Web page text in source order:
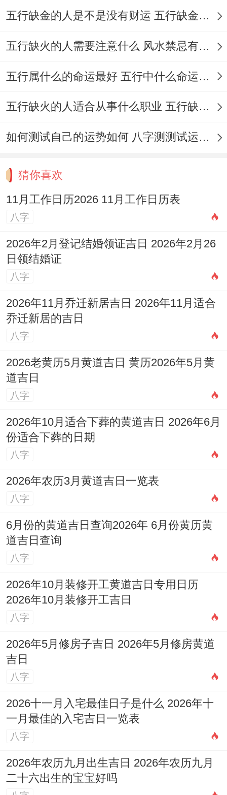
宜：祭祀、祈福、合脊、结婚、求财、入
宅、安葬
吉时:上午7-9点（祭拜仪式）、晚间9-11点
适合人群：金融从业者、投资决策人员！
找原因:月德吉神降临、明堂值事利公开宣
东方位！
7.11月18日
宜:作灶、酬神、装修、见贵、求财、结婚、
进人口、搬家、安葬
忌：祭祀、祈福、斋醮、开光、赴任、出行
吉时:下午3-5点（贵人接洽）、晚间7-9点
（人口登记）
适合人群:人力条件 招聘、团队扩容事宜！
研究：司命黄道日;白虎值神需防口舌,但进
工作！
8.11月22日
（星期一，农历十月十五）
装修、安葬、祭祀
吉时：清晨5-7点（安床仪式）、中午11-13
适合人群:家居调整、办公室搬迁者！
研究：小雪节气次日、青龙值事、母仓吉星
助力空间变换！冲马煞南，属马者慎动南方
墙体！
（星期四,农历十月十八）
宜:求嗣、出行、求财、结婚、安葬、赴任、
装修、动土
吉时:上午9-11点（动土仪式）、下午3-5点
五行缺金的人是不是没有财运 五行缺金的人命运好不好
五行缺火的人需要注意什么 风水禁忌有哪些
五行属什么的命运最好 五行中什么命运势旺盛
五行缺火的人适合从事什么职业 五行缺火的人适合从事的职业有哪些
如何测试自己的运势如何 八字测测试运运程
猜你喜欢
11月工作日历2026 11月工作日历表
八字
2026年2月登记结婚领证吉日 2026年2月26
日领结婚证
八字
2026年11月乔迁新居吉日 2026年11月适合
乔迁新居的吉日
八字
2026老黄历5月黄道吉日 黄历2026年5月黄
道吉日
八字
2026年10月适合下葬的黄道吉日 2026年6月
份适合下葬的日期
八字
2026年农历3月黄道吉日一览表
八字
6月份的黄道吉日查询2026年 6月份黄历黄
道吉日查询
八字
2026年10月装修开工黄道吉日专用日历
2026年10月装修开工吉日
八字
2026年5月修房子吉日 2026年5月修房黄道
吉日
八字
2026十一月入宅最佳日子是什么 2026年十
一月最佳的入宅吉日一览表
八字
2026年农历九月出生吉日 2026年农历九月
二十六出生的宝宝好吗